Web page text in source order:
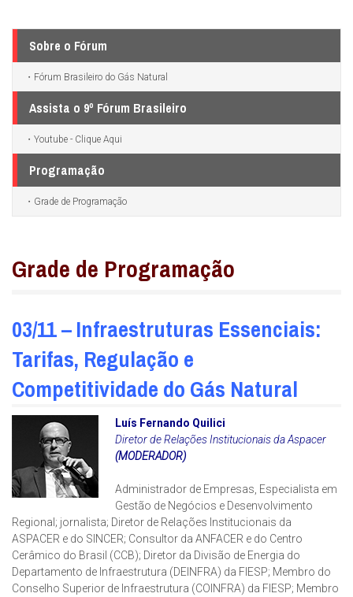
Sobre o Fórum
Fórum Brasileiro do Gás Natural
Assista o 9º Fórum Brasileiro
Youtube - Clique Aqui
Programação
Grade de Programação
Grade de Programação
03/11 – Infraestruturas Essenciais:
Tarifas, Regulação e
Competitividade do Gás Natural
Luís Fernando Quilici
Diretor de Relações Institucionais da Aspacer
(MODERADOR)
Administrador de Empresas, Especialista em
Gestão de Negócios e Desenvolvimento
Regional; jornalista; Diretor de Relações Institucionais da
ASPACER e do SINCER; Consultor da ANFACER e do Centro
Cerâmico do Brasil (CCB); Diretor da Divisão de Energia do
Departamento de Infraestrutura (DEINFRA) da FIESP; Membro do
Conselho Superior de Infraestrutura (COINFRA) da FIESP; Membro